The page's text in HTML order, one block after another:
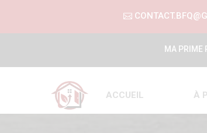
MA PRIME
ACCUEIL À